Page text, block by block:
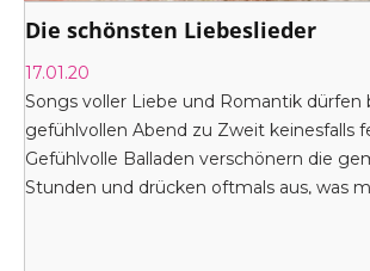
Die schönsten Liebeslieder
17.01.20
Songs voller Liebe und Romantik dürfen
gefühlvollen Abend zu Zweit keinesfalls
Gefühlvolle Balladen verschönern die
Stunden und drücken oftmals aus, was